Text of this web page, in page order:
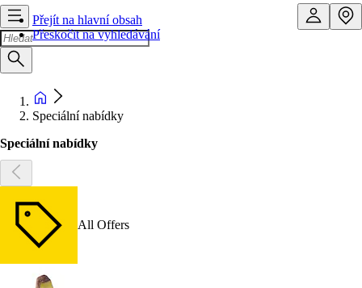
Přejít na hlavní obsah
Přeskočit na vyhledávání
Speciální nabídky
Speciální nabídky
All Offers